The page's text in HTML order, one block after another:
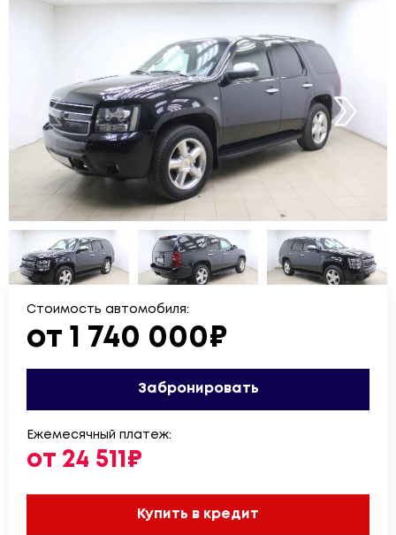
Стоимость автомобиля:
от 1 740 000₽
Забронировать
Ежемесячный платеж:
от 24 511₽
Купить в кредит